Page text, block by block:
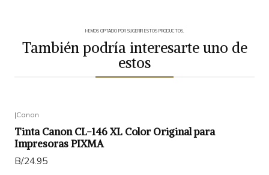
HEMOS OPTADO POR SUGERIR ESTOS PRODUCTOS.
También podría interesarte uno de
estos
|Canon
Tinta Canon CL-146 XL Color Original para
Impresoras PIXMA
B/.24.95